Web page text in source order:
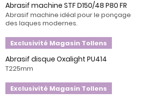
Abrasif machine STF D150/48 P80 FR
Abrasif machine idéal pour le ponçage
des laques modernes.
Exclusivité Magasin Tollens
Abrasif disque Oxalight PU414
T225mm
Exclusivité Magasin Tollens